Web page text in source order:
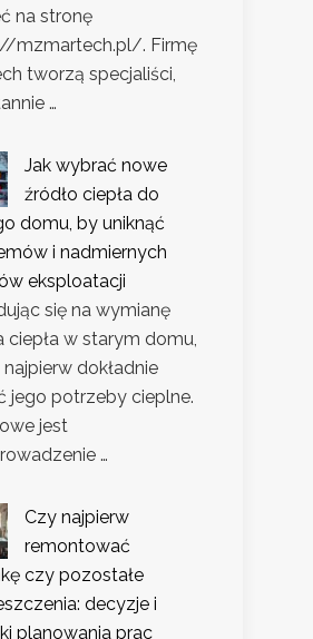
na stronę
mzmartech.pl/. Firmę
tworzą specjaliści,
…
Jak wybrać nowe
źródło ciepła do
domu, by uniknąć
i nadmiernych
eksploatacji
się na wymianę
ciepła w starym domu,
dokładnie
jego potrzeby cieplne.
jest
…
Czy najpierw
remontować
czy pozostałe
decyzje i
planowania prac